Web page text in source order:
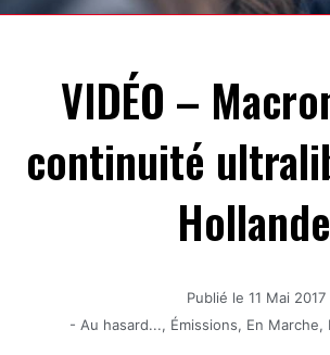
VIDÉO –
continuité
Hollande
Publié le 11 Mai 2017
- Au hasard..., Émissions, En Marche,